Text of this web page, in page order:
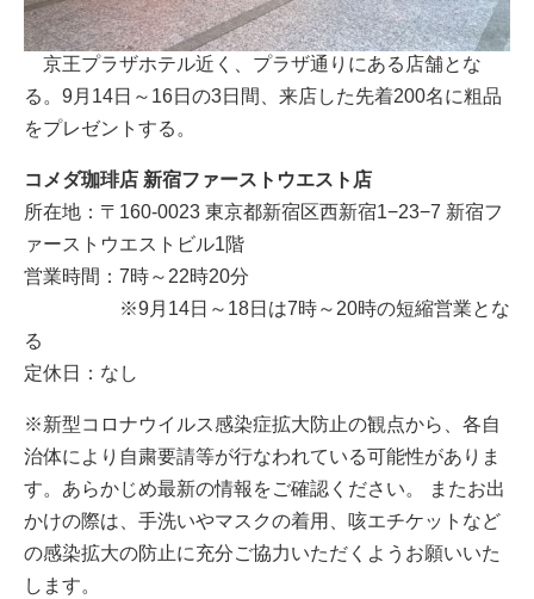
京王プラザホテル近く、プラザ通りにある店舗とな
る。9月14日～16日の3日間、来店した先着200名に粗品
をプレゼントする。
コメダ珈琲店 新宿ファーストウエスト店
所在地：〒160-0023 東京都新宿区西新宿1−23−7 新宿フ
ァーストウエストビル1階
営業時間：7時～22時20分
※9月14日～18日は7時～20時の短縮営業とな
る
定休日：なし
※新型コロナウイルス感染症拡大防止の観点から、各自
治体により自粛要請等が行なわれている可能性がありま
す。あらかじめ最新の情報をご確認ください。 またお出
かけの際は、手洗いやマスクの着用、咳エチケットなど
の感染拡大の防止に充分ご協力いただくようお願いいた
します。